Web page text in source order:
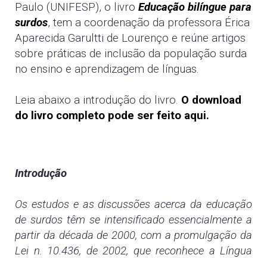
Paulo (UNIFESP), o livro Educação bilíngue para
surdos, tem a coordenação da professora Érica
Aparecida Garultti de Lourenço e reúne artigos
sobre práticas de inclusão da população surda
no ensino e aprendizagem de línguas.
Leia abaixo a introdução do livro. O download
do livro completo pode ser feito aqui.
Introdução
Os estudos e as discussões acerca da educação
de surdos têm se intensificado essencialmente a
partir da década de 2000, com a promulgação da
Lei n. 10.436, de 2002, que reconhece a Língua